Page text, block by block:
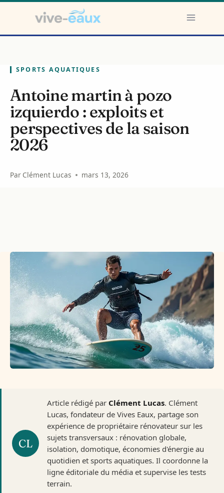
contenu
SPORTS AQUATIQUES
Antoine martin à pozo
izquierdo : exploits et
perspectives de la saison
2026
Par Clément Lucas mars 13, 2026
Article rédigé par Clément Lucas. Clément
Lucas, fondateur de Vives Eaux, partage son
expérience de propriétaire rénovateur sur les
sujets transversaux : rénovation globale,
isolation, domotique, économies d'énergie au
quotidien et sports aquatiques. Il coordonne la
ligne éditoriale du média et supervise les tests
terrain.